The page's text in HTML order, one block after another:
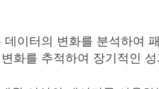
이터의 변화를 분석하여
화를 추적하여 장기적인